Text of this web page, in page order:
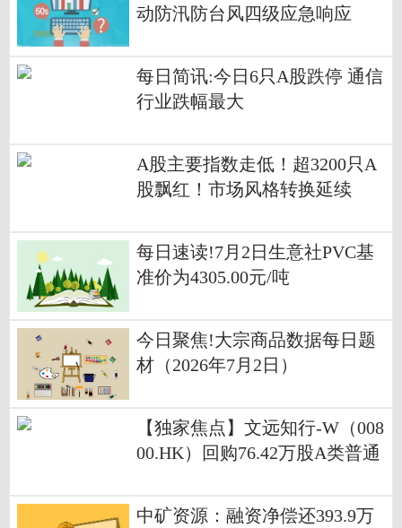
动防汛防台风四级应急响应
每日简讯:今日6只A股跌停 通信
行业跌幅最大
A股主要指数走低！超3200只A
股飘红！市场风格转换延续
每日速读!7月2日生意社PVC基
准价为4305.00元/吨
今日聚焦!大宗商品数据每日题
材（2026年7月2日）​
【独家焦点】文远知行-W（008
00.HK）回购76.42万股A类普通
中矿资源：融资净偿还393.9万